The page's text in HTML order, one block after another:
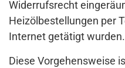
Widerrufsrecht
Heizölbestellungen per
Internet getätigt wurden.
Diese Vorgehensweise